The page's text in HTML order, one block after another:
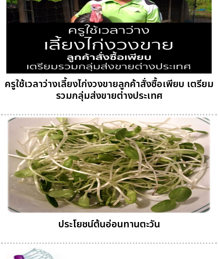
ครูใช้เวลาว่างเลี้ยงไก่งวงขายลูกค้าสั่งซื้อเพียบ เตรียม
รวมกลุ่มส่งขายต่างประเทศ
ประโยชน์ต้นอ่อนทานตะวัน